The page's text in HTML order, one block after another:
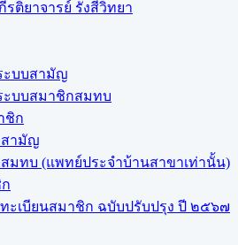
รติยาจารย์ รังสีวิทยา
ะบบสามัญ
ะบบสมาชิกสมทบ
ชิก
ามัญ
มทบ (แพทย์ประจำบ้านสาขาเท่านั้น)
ทะเบียนสมาชิก ฉบับปรับปรุง ปี ๒๕๖๗